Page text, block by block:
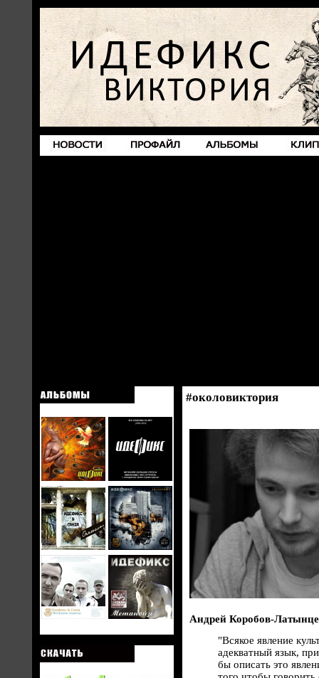
#околовиктория
Андрей Коробов-
"Всякое явление
адекватный язык,
бы описать это